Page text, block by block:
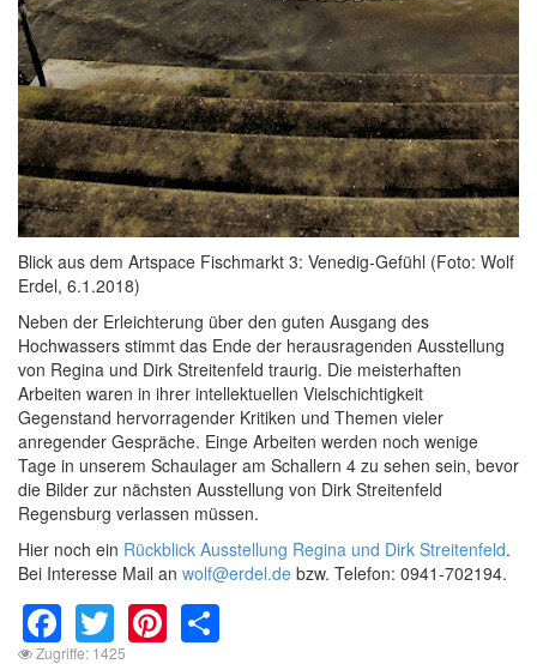
Blick aus dem Artspace Fischmarkt 3: Venedig-Gefühl (Foto: Wolf
Erdel, 6.1.2018)
Neben der Erleichterung über den guten Ausgang des
Hochwassers stimmt das Ende der herausragenden Ausstellung
von Regina und Dirk Streitenfeld traurig. Die meisterhaften
Arbeiten waren in ihrer intellektuellen Vielschichtigkeit
Gegenstand hervorragender Kritiken und Themen vieler
anregender Gespräche. Einge Arbeiten werden noch wenige
Tage in unserem Schaulager am Schallern 4 zu sehen sein, bevor
die Bilder zur nächsten Ausstellung von Dirk Streitenfeld
Regensburg verlassen müssen.
Hier noch ein Rückblick Ausstellung Regina und Dirk Streitenfeld.
Bei Interesse Mail an wolf@erdel.de bzw. Telefon: 0941-702194.
Facebook
TwitterPinterest
Zugriffe: 1425